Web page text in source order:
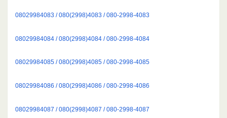
08029984083 / 080(2998)4083 / 080-2998-4083
08029984084 / 080(2998)4084 / 080-2998-4084
08029984085 / 080(2998)4085 / 080-2998-4085
08029984086 / 080(2998)4086 / 080-2998-4086
08029984087 / 080(2998)4087 / 080-2998-4087